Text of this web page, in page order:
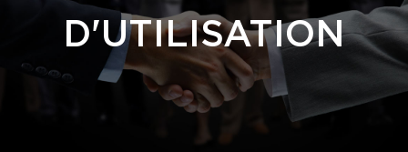
D'UTILISATION